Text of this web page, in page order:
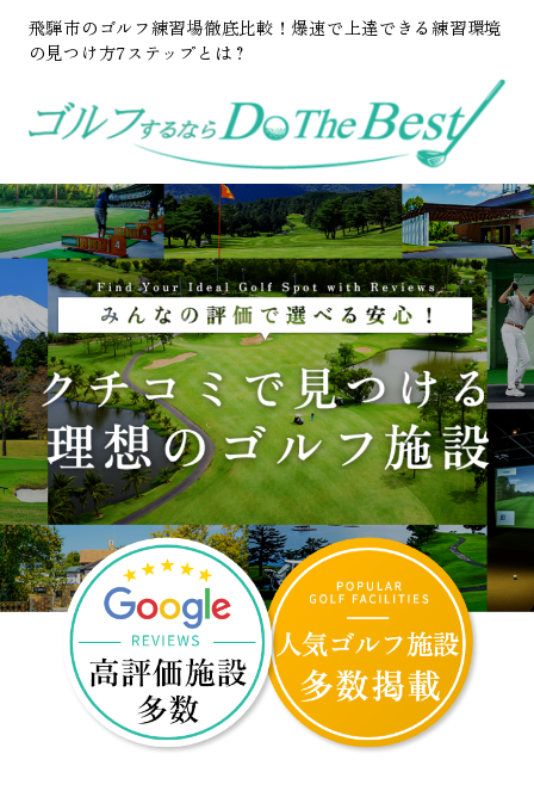
飛騨市のゴルフ練習場徹底比較！爆速で上達できる練習環境
の見つけ方7ステップとは？